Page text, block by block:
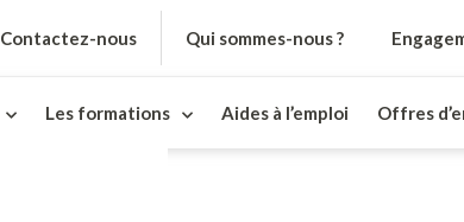
Contactez-nous Qui sommes-nous ?
Les formations Aides à l’emploi Offres